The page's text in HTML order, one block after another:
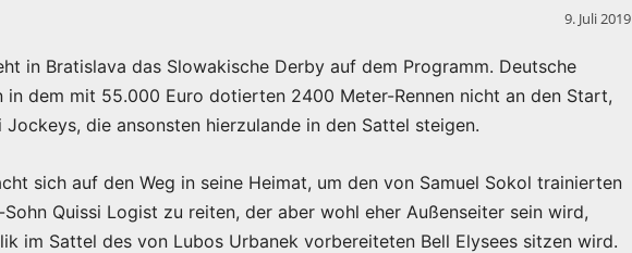
9. Juli 2019
in Bratislava das Slowakische Derby auf dem Programm. Deutsche
in dem mit 55.000 Euro dotierten 2400 Meter-Rennen nicht an den Start,
die ansonsten hierzulande in den Sattel steigen.
sich auf den Weg in seine Heimat, um den von Samuel Sokol trainierten
Quissi Logist zu reiten, der aber wohl eher Außenseiter sein wird,
im Sattel des von Lubos Urbanek vorbereiteten Bell Elysees sitzen wird.